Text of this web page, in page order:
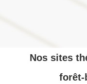
Nos sites
forêt-